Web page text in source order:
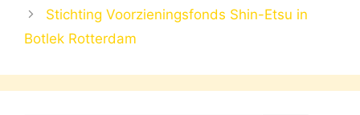
Stichting Voorzieningsfonds Shin-Etsu in
Botlek Rotterdam